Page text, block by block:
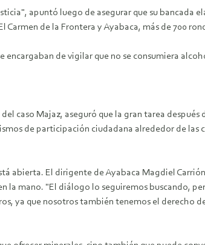
apuntó luego de asegurar que su bancada
Carmen de la Frontera y Ayabaca, más de 700
encargaban de vigilar que no se consumiera
caso Majaz, aseguró que la gran tarea
de participación ciudadana alrededor de
El dirigente de Ayabaca Magdiel
la mano. "El diálogo lo seguiremos buscando,
ya que nosotros también tenemos el derecho